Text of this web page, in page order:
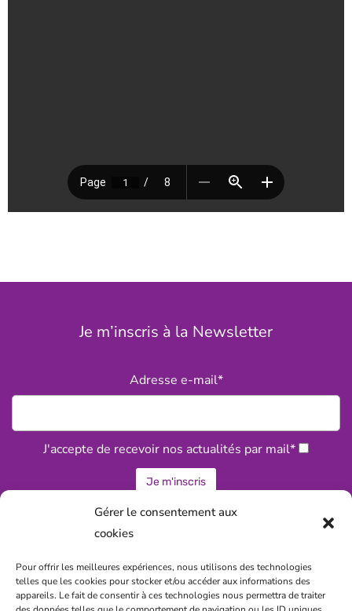
Gérer le consentement aux
cookies
Pour offrir les meilleures expériences, nous utilisons des technologies
telles que les cookies pour stocker et/ou accéder aux informations des
appareils. Le fait de consentir à ces technologies nous permettra de traiter
Je m’inscris à la Newsletter
Adresse e-mail*
J'accepte de recevoir nos actualités par mail*
Statuts associatifs de la CPTS
Politique de confidentialité